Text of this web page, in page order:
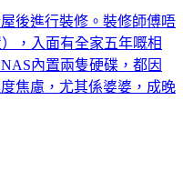
後進行裝修。裝修師傅唔
，入面有全家五年嘅相
內置兩隻硬碟，都因
焦慮，尤其係婆婆，成晚